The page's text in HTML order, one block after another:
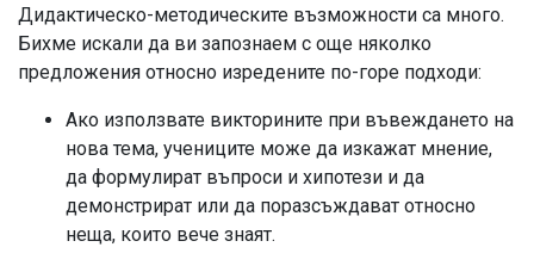
Дидактическо-методическите възможности са много.
Бихме искали да ви запознаем с още няколко
предложения относно изредените по-горе подходи:
Ако използвате викторините при въвеждането на
нова тема, учениците може да изкажат мнение,
да формулират въпроси и хипотези и да
демонстрират или да поразсъждават относно
неща, които вече знаят.